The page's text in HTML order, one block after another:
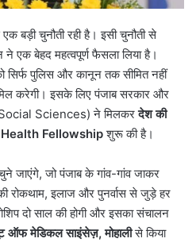
बड़ी चुनौती रही है। इसी चुनौती से
एक बेहद महत्वपूर्ण फैसला लिया है।
पुलिस और कानून तक सीमित नहीं
करेगी। इसके लिए पंजाब सरकार और
Sciences) ने मिलकरदेश की
Fellowshipशुरू की है।
जाएंगे, जो पंजाब के गांव-गांव जाकर
रोकथाम, इलाज और पुनर्वास से जुड़े हर
दो साल की होगी और इसका संचालन
ऑफ मेडिकल साइंसेज़,मोहालीसे किया